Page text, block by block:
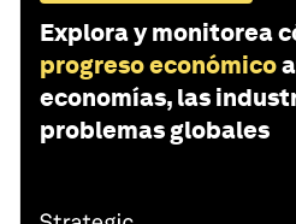
Explora y monitorea
progreso económico
economías, las
problemas globales